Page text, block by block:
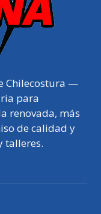
Chilecostura —
para
renovada, más
de calidad y
talleres.